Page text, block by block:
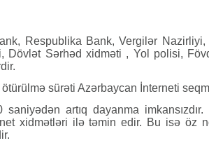
Respublika Bank, Vergilər Nazirliyi,
Sərhəd xidməti , Yol polisi,
sürəti Azərbaycan İnterneti
artıq dayanma
xidmətləri ilə təmin edir. Bu isə öz